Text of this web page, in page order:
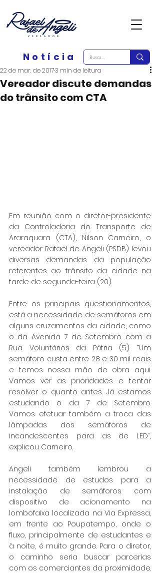
Notícia
Vereador discute demandas
do trânsito com CTA
22 de mar. de 20173 min de leitura
Em reunião com o diretor-presidente
da Controladoria do Transporte de
Araraquara (CTA), Nilson Carneiro, o
vereador Rafael de Angeli (PSDB) levou
diversas demandas da população
referentes ao trânsito da cidade na
tarde de segunda-feira (20).
Entre os principais questionamentos,
está a necessidade de semáforos em
alguns cruzamentos da cidade, como
o da Avenida 7 de Setembro com a
Rua Voluntários da Pátria (5). “Um
semáforo custa entre 28 e 30 mil reais
e temos nossa mão de obra aqui.
Vamos ver as prioridades e tentar
resolver o quanto antes. Já estamos
estudando o da 7 de Setembro.
Vamos efetuar também a troca das
lâmpadas dos semáforos de
incandescentes para as de LED”,
explicou Carneiro.
Angeli também lembrou a
necessidade de estudos para a
instalação de semáforos com
dispositivo de acionamento na
lombofaixa localizada na Via Expressa,
em frente ao Poupatempo, onde o
fluxo, principalmente de estudantes e
à noite, é muito grande. Para o diretor,
o caminho seria buscar parcerias
com os comerciantes da proximidade.